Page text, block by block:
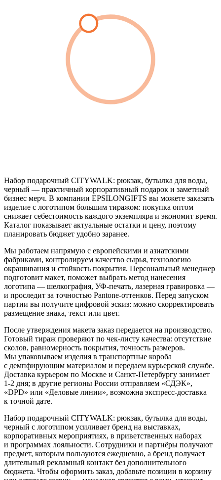
Набор подарочный CITYWALK: рюкзак, бутылка для воды,
черный — практичный корпоративный подарок и заметный
бизнес мерч. В компании EPSILONGIFTS вы можете заказать
изделие с логотипом большим тиражом: покупка оптом
снижает себестоимость каждого экземпляра и экономит время.
Каталог показывает актуальные остатки и цену, поэтому
планировать бюджет удобно заранее.
Мы работаем напрямую с европейскими и азиатскими
фабриками, контролируем качество сырья, технологию
окрашивания и стойкость покрытия. Персональный менеджер
подготовит макет, поможет выбрать метод нанесения
логотипа — шелкография, УФ-печать, лазерная гравировка —
и проследит за точностью Pantone-оттенков. Перед запуском
партии вы получите цифровой эскиз: можно скорректировать
размещение знака, текст или цвет.
После утверждения макета заказ передается на производство.
Готовый тираж проверяют по чек-листу качества: отсутствие
сколов, равномерность покрытия, точность размеров.
Мы упаковываем изделия в транспортные короба
с демпфирующим материалом и передаем курьерской службе.
Доставка курьером по Москве и Санкт-Петербургу занимает
1-2 дня; в другие регионы России отправляем «СДЭК»,
«DPD» или «Деловые линии», возможна экспресс-доставка
к точной дате.
Набор подарочный CITYWALK: рюкзак, бутылка для воды,
черный с логотипом усиливает бренд на выставках,
корпоративных мероприятиях, в приветственных наборах
и программах лояльности. Сотрудники и партнёры получают
предмет, которым пользуются ежедневно, а бренд получает
длительный рекламный контакт без дополнительного
бюджета. Чтобы оформить заказ, добавьте позиции в корзину